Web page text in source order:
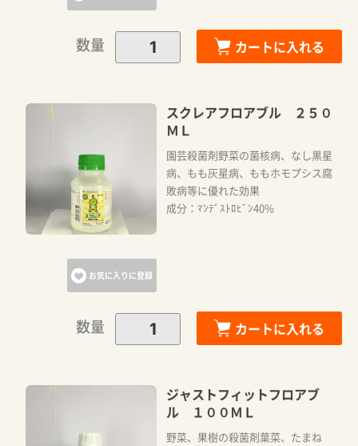
数量 カートに入れる
お気に入りに登録
スクレアフロアブル ２５０
ＭＬ
園芸殺菌剤野菜の菌核病、なし黒星
病、もも灰星病、ももホモプシス腐
敗病等に優れた効果
成分：ﾏﾝﾃﾞｽﾄﾛﾋﾞﾝ40%
数量 カートに入れる
ジャストフィットフロアブ
ル １００ＭＬ
野菜、果樹の殺菌剤葉菜、たまね